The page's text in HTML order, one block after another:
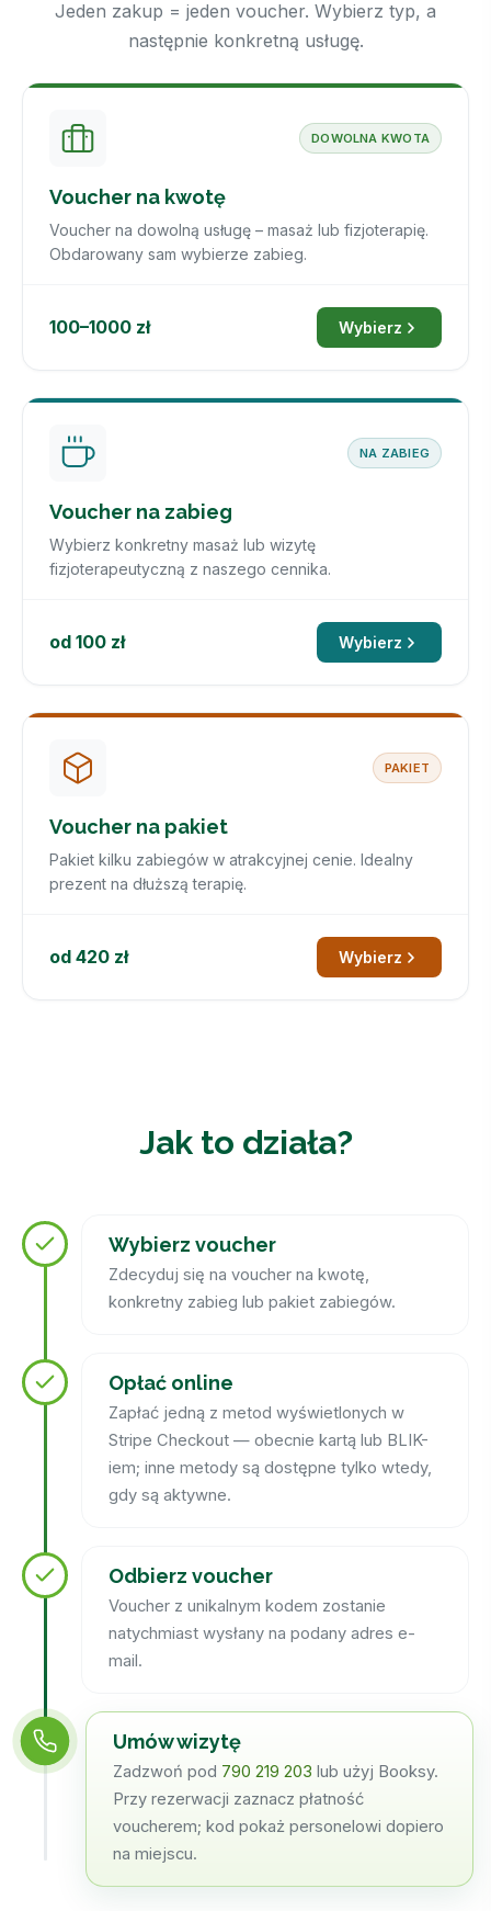
Jeden zakup = jeden voucher. Wybierz typ, a
następnie konkretną usługę.
DOWOLNA KWOTA
Voucher na kwotę
Voucher na dowolną usługę – masaż lub fizjoterapię.
Obdarowany sam wybierze zabieg.
100–1000 zł Wybierz
NA ZABIEG
Voucher na zabieg
Wybierz konkretny masaż lub wizytę
fizjoterapeutyczną z naszego cennika.
od 100 zł Wybierz
PAKIET
Voucher na pakiet
Pakiet kilku zabiegów w atrakcyjnej cenie. Idealny
prezent na dłuższą terapię.
od 420 zł Wybierz
Jak to działa?
Wybierz voucher
Zdecyduj się na voucher na kwotę,
konkretny zabieg lub pakiet zabiegów.
Opłać online
Zapłać jedną z metod wyświetlonych w
Stripe Checkout — obecnie kartą lub BLIK-
iem; inne metody są dostępne tylko wtedy,
gdy są aktywne.
Odbierz voucher
Voucher z unikalnym kodem zostanie
natychmiast wysłany na podany adres e-
mail.
Umów wizytę
Zadzwoń pod 790 219 203 lub użyj Booksy.
Przy rezerwacji zaznacz płatność
voucherem; kod pokaż personelowi dopiero
na miejscu.